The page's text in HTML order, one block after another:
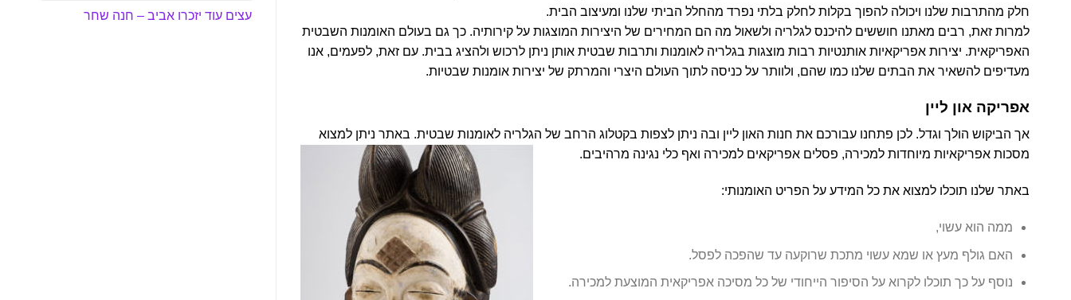
חלק מהתרבות שלנו ויכולה להפוך בקלות לחלק בלתי נפרד מהחלל הביתי שלנו ומעיצוב הבית.
למרות זאת, רבים מאתנו חוששים להיכנס לגלריה ולשאול מה הם המחירים של היצירות המוצגות על קירותיה. כך גם בעולם האומנות השבטית
האפריקאית. יצירות אפריקאיות אותנטיות רבות מוצגות בגלריה לאומנות ותרבות שבטית אותן ניתן לרכוש ולהציג בבית. עם זאת, לפעמים, אנו
מעדיפים להשאיר את הבתים שלנו כמו שהם, ולוותר על כניסה לתוך העולם היצרי והמרתק של יצירות אומנות שבטיות.
אפריקה און ליין
אך הביקוש הולך וגדל. לכן פתחנו עבורכם את חנות האון ליין ובה ניתן לצפות בקטלוג הרחב של הגלריה לאומנות שבטית. באתר ניתן למצוא
מסכות אפריקאיות מיוחדות למכירה, פסלים אפריקאים למכירה ואף כלי נגינה מרהיבים.
באתר שלנו תוכלו למצוא את כל המידע על הפריט האומנותי:
ממה הוא עשוי,
האם גולף מעץ או שמא עשוי מתכת שרוקעה עד שהפכה לפסל.
נוסף על כך תוכלו לקרוא על הסיפור הייחודי של כל מסיכה אפריקאית המוצעת למכירה.
עצים עוד יזכרו אביב – חנה שחר